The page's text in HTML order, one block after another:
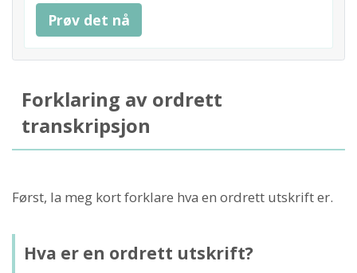
Prøv det nå
Forklaring av ordrett
transkripsjon
Først, la meg kort forklare hva en ordrett utskrift er.
Hva er en ordrett utskrift?